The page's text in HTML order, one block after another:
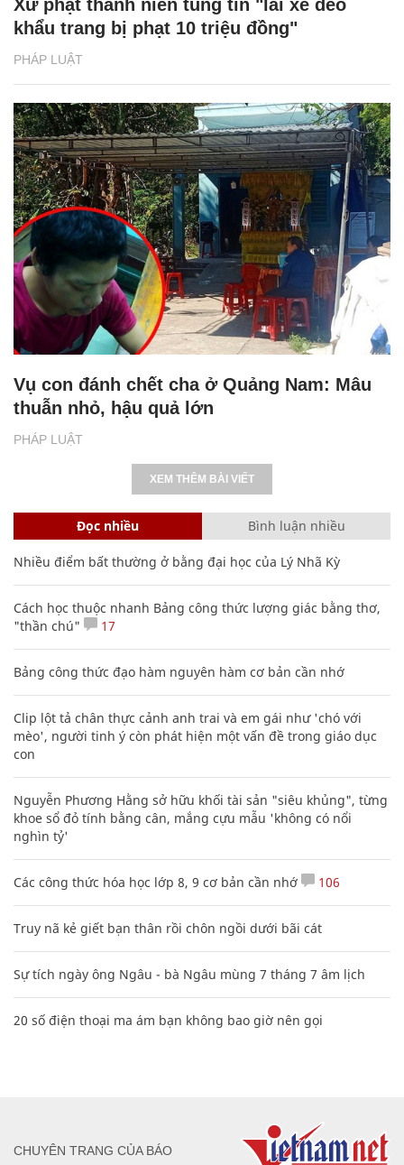
PHÁP LUẬT
Xử phạt thanh niên tung tin "lái xe đeo
khẩu trang bị phạt 10 triệu đồng"
PHÁP LUẬT
Vụ con đánh chết cha ở Quảng Nam: Mâu
thuẫn nhỏ, hậu quả lớn
XEM THÊM BÀI VIẾT
Đọc nhiều Bình luận nhiều
Nhiều điểm bất thường ở bằng đại học của Lý Nhã Kỳ
Cách học thuộc nhanh Bảng công thức lượng giác bằng thơ,
"thần chú"
17
Bảng công thức đạo hàm nguyên hàm cơ bản cần nhớ
Clip lột tả chân thực cảnh anh trai và em gái như 'chó với
mèo', người tinh ý còn phát hiện một vấn đề trong giáo dục
con
Nguyễn Phương Hằng sở hữu khối tài sản "siêu khủng", từng
khoe sổ đỏ tính bằng cân, mắng cựu mẫu 'không có nổi
nghìn tỷ'
Các công thức hóa học lớp 8, 9 cơ bản cần nhớ 106
Truy nã kẻ giết bạn thân rồi chôn ngồi dưới bãi cát
Sự tích ngày ông Ngâu - bà Ngâu mùng 7 tháng 7 âm lịch
20 số điện thoại ma ám bạn không bao giờ nên gọi
CHUYÊN TRANG CỦA BÁO